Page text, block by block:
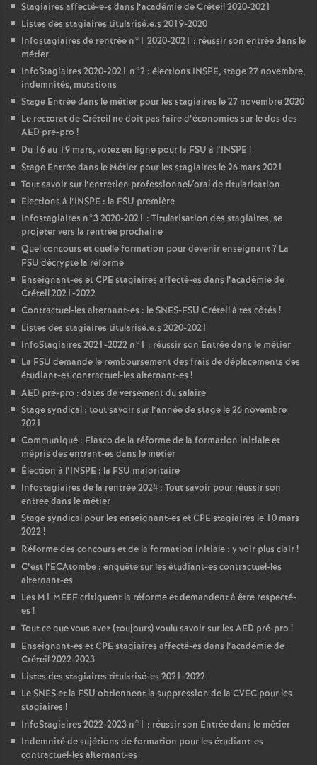
Stagiaires affecté-e-s dans l’académie de Créteil 2020-2021
Listes des stagiaires titularisé.e.s 2019-2020
Infostagiaires de rentrée n°1 2020-2021 : réussir son entrée dans le
métier
InfoStagiaires 2020-2021 n°2 : élections INSPE, stage 27 novembre,
indemnités, mutations
Stage Entrée dans le métier pour les stagiaires le 27 novembre 2020
Le rectorat de Créteil ne doit pas faire d’économies sur le dos des
AED pré-pro !
Du 16 au 19 mars, votez en ligne pour la FSU à l’INSPE !
Stage Entrée dans le Métier pour les stagiaires le 26 mars 2021
Tout savoir sur l’entretien professionnel/oral de titularisation
Elections à l’INSPE : la FSU première
Infostagiaires n°3 2020-2021 : Titularisation des stagiaires, se
projeter vers la rentrée prochaine
Quel concours et quelle formation pour devenir enseignant? La
FSU décrypte la réforme
Enseignant-es etCPE stagiaires affecté-es dans l’académie de
Créteil 2021-2022
Contractuel-les alternant-es : leSNES-FSU Créteil à tes côtés !
Listes des stagiaires titularisé.e.s 2020-2021
InfoStagiaires 2021-2022 n°1 : réussir son Entrée dans le métier
La FSU demande le remboursement des frais de déplacements des
étudiant-es contractuel-les alternant-es !
AED pré-pro : dates de versement du salaire
Stage syndical : tout savoir sur l’année de stage le 26 novembre
2021
Communiqué : Fiasco de la réforme de la formation initiale et
mépris des entrant-es dans le métier
Élection à l’INSPE : la FSU majoritaire
Infostagiaires de la rentrée 2024 : Tout savoir pour réussir son
entrée dans le métier
Stage syndical pour les enseignant-es etCPE stagiaires le 10 mars
2022!
Réforme des concours et de la formation initiale : y voir plus clair!
C’est l’ECAtombe : enquête sur les étudiant-es contractuel-les
alternant-es
Les M1 MEEFcritiquent la réforme et demandent à être respecté-
es !
Tout ce que vous avez (toujours) voulu savoir sur les AED pré-pro !
Enseignant-es etCPE stagiaires affecté-es dans l’académie de
Créteil 2022-2023
Listes des stagiaires titularisé-es 2021-2022
LeSNESet la FSU obtiennent la suppression de la CVEC pour les
stagiaires !
InfoStagiaires 2022-2023 n°1 : réussir son Entrée dans le métier
Indemnité de sujétions de formation pour les étudiant-es
contractuel-les alternant-es